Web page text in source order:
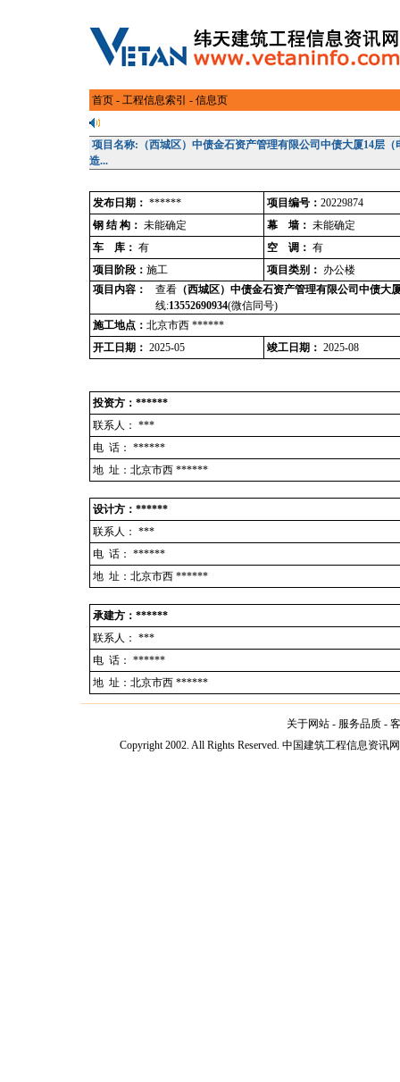
首页 - 工程信息索引 - 信息页
项目名称:（西城区）中债金石资产管理有限公司中债大厦14层
造...
发布日期： ****** 项目编号： 20229874
钢 结 构： 未能确定 幕 墙： 未能确定
车 库： 有 空 调： 有
项目阶段： 施工 项目类别： 办公楼
项目内容：
查看 （西城区）中债金石资产管理有限公司中债大
线:13552690934(微信同号)
施工地点： 北京市西 ******
开工日期： 2025-05 竣工日期： 2025-08
投资方：******
联系人： ***
电 话： ******
地 址：北京市西 ******
设计方：******
联系人： ***
电 话： ******
地 址：北京市西 ******
承建方：******
联系人： ***
电 话： ******
地 址：北京市西 ******
关于网站 - 服务品质 -
Copyright 2002. All Rights Reserved. 中国建筑工程信息资讯